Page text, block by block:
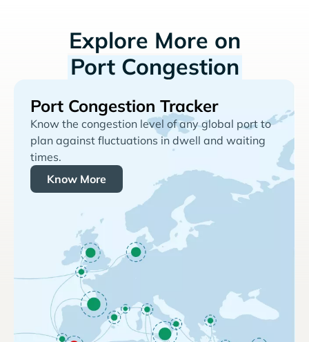
Explore More on
Port Congestion
Port Congestion Tracker
Know the congestion level of any global port to
plan against fluctuations in dwell and waiting
times.
Know More